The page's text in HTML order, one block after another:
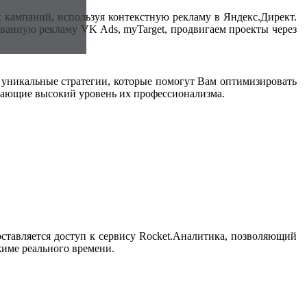
используя контекстную рекламу в Яндекс.Директ.
рекламу VK Ads, myTarget, продвигаем проекты через
стратегии, которые помогут Вам оптимизировать
высокий уровень их профессионализма.
доступ к сервису Rocket.Аналитика, позволяющий
реального времени.